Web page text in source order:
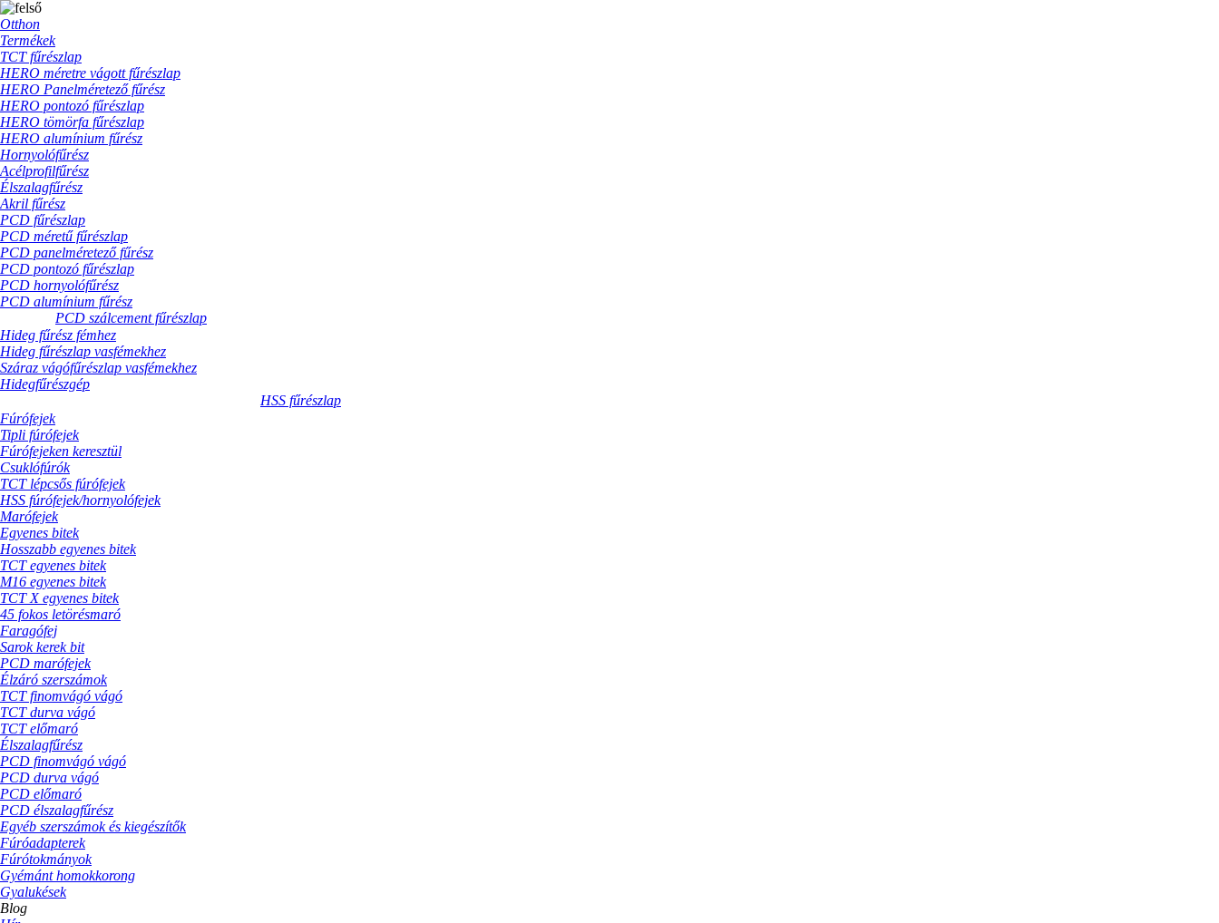
Otthon
Termékek
TCT fűrészlap
HERO méretre vágott fűrészlap
HERO Panelméretező fűrész
HERO pontozó fűrészlap
HERO tömörfa fűrészlap
HERO alumínium fűrész
Hornyolófűrész
Acélprofilfűrész
Élszalagfűrész
Akril fűrész
PCD fűrészlap
PCD méretű fűrészlap
PCD panelméretező fűrész
PCD pontozó fűrészlap
PCD hornyolófűrész
PCD alumínium fűrész
PCD szálcement fűrészlap
Hideg fűrész fémhez
Hideg fűrészlap vasfémekhez
Száraz vágófűrészlap vasfémekhez
Hidegfűrészgép
HSS fűrészlap
Fúrófejek
Tipli fúrófejek
Fúrófejeken keresztül
Csuklófúrók
TCT lépcsős fúrófejek
HSS fúrófejek/hornyolófejek
Marófejek
Egyenes bitek
Hosszabb egyenes bitek
TCT egyenes bitek
M16 egyenes bitek
TCT X egyenes bitek
45 fokos letörésmaró
Faragófej
Sarok kerek bit
PCD marófejek
Élzáró szerszámok
TCT finomvágó vágó
TCT durva vágó
TCT előmaró
Élszalagfűrész
PCD finomvágó vágó
PCD durva vágó
PCD előmaró
PCD élszalagfűrész
Egyéb szerszámok és kiegészítők
Fúróadapterek
Fúrótokmányok
Gyémánt homokkorong
Gyalukések
Blog